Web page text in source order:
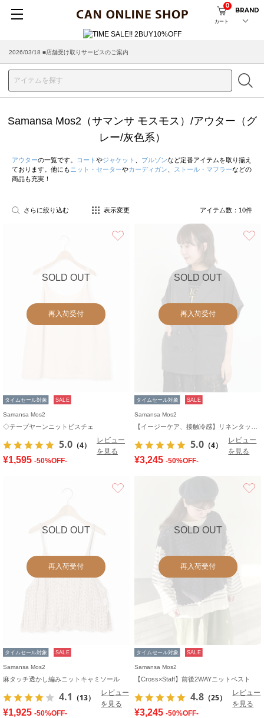
カート
0
BRAND
2026/03/18 ■店舗受け取りサービスのご案内
Samansa Mos2（サマンサ モスモス）/アウター（グ
レー/灰色系）
アウターの一覧です。 コート やジャケット ブルゾンなど定番アイテムを取り揃え
ております。他にも ニット・セーターやカーディガン ストール・マフラーなどの
商品も充実！
さらに絞り込む 表示変更 アイテム数： 10件
SOLD OUT
再入荷受付
タイムセール対象 SALE
Samansa Mos2
◇テープヤーンニットビスチェ
5.0 （4）
レビュー
を見る
¥1,595 -50%OFF-
SOLD OUT
再入荷受付
タイムセール対象 SALE
Samansa Mos2
5.0 （4）
レビュー
を見る
¥3,245 -50%OFF-
SOLD OUT
再入荷受付
タイムセール対象 SALE
Samansa Mos2
麻タッチ透かし編みニットキャミソール
4.1 （13）
レビュー
を見る
¥1,925 -50%OFF-
SOLD OUT
再入荷受付
タイムセール対象 SALE
Samansa Mos2
【Cross×Staff】前後2WAYニットベスト
4.8 （25）
レビュー
を見る
¥3,245 -50%OFF-